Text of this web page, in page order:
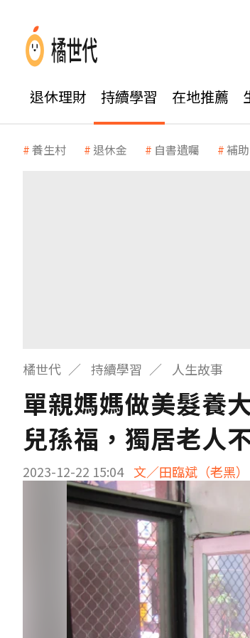
退休理財 持續學習 在地推薦
養生村 退休金 自書遺囑 補助
橘世代 持續學習 人生故事
單親媽媽做美髮養
兒孫福，獨居老人
2023-12-22 15:04 文／田臨斌（老黑）